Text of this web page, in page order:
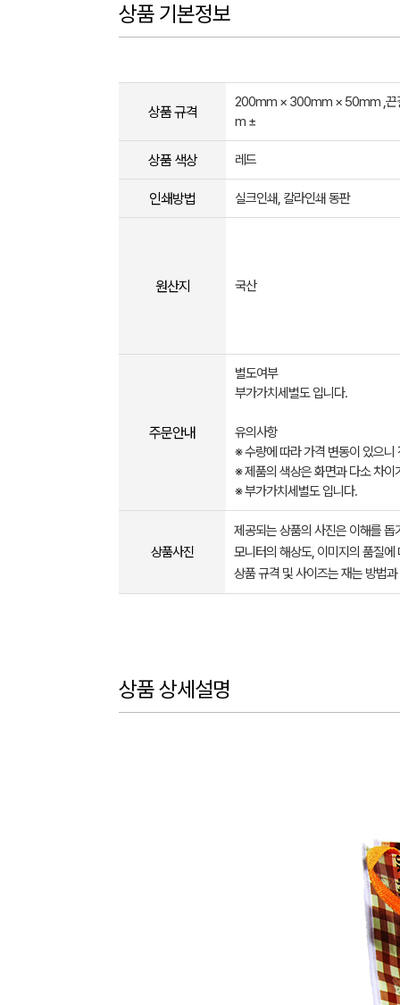
상품 기본정보
상품 규격
200mm × 300mm × 50mm ,끈
m ±
상품 색상 레드
인쇄방법 실크인쇄, 칼라인쇄 동판
원산지 국산
주문안내
별도여부
부가가치세별도 입니다.
유의사항
※ 수량에 따라 가격 변동이 있으니
※ 제품의 색상은 화면과 다소 차이
※ 부가가치세별도 입니다.
상품사진
제공되는 상품의 사진은 이해를
모니터의 해상도, 이미지의 품질
상품 규격 및 사이즈는 재는 방법
상품 상세설명